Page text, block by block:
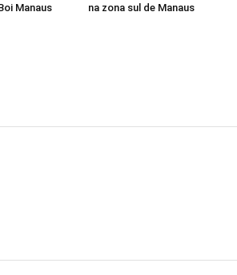
Manaus
na zona sul de Manaus